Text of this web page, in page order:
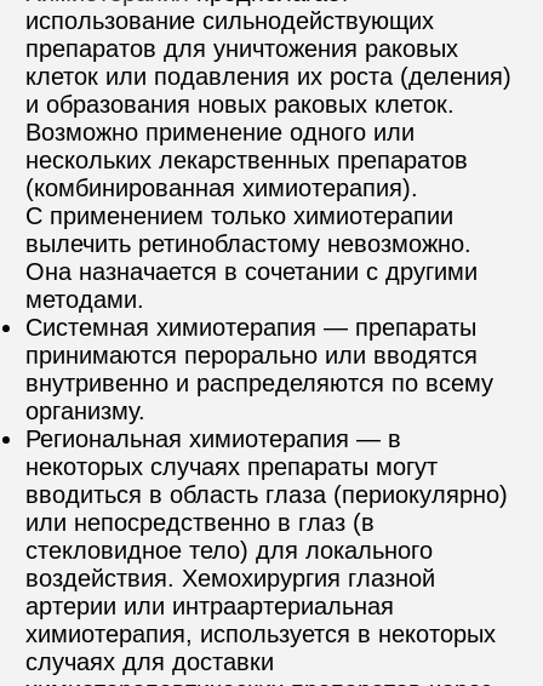
использование сильнодействующих
препаратов для уничтожения раковых
клеток или подавления их роста (деления)
и образования новых раковых клеток.
Возможно применение одного или
нескольких лекарственных препаратов
(комбинированная химиотерапия).
С применением только химиотерапии
вылечить ретинобластому невозможно.
Она назначается в сочетании с другими
методами.
Системная химиотерапия — препараты
принимаются перорально или вводятся
внутривенно и распределяются по всему
организму.
Региональная химиотерапия — в
некоторых случаях препараты могут
вводиться в область глаза (периокулярно)
или непосредственно в глаз (в
стекловидное тело) для локального
воздействия. Хемохирургия глазной
артерии или интраартериальная
химиотерапия, используется в некоторых
случаях для доставки